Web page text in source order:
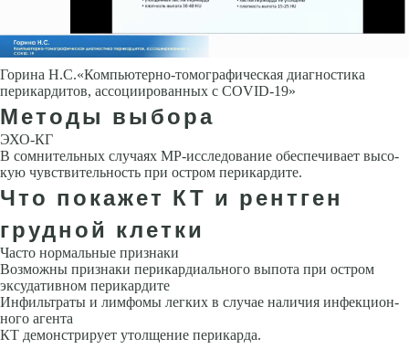
Горина Н.С.«Компьютерно-томографическая диагностика
перикардитов, ассоциированных с COVID-19»
Методы выбора
ЭХО-КГ
В сомнительных случаях МР-исследование обеспечивает высо­
кую чувствительность при остром перикардите.
Что покажет КТ и рентген
грудной клетки
Часто нормальные признаки
Возможны признаки перикардиального выпота при остром
эксудативном перикардите
Инфильтраты и лимфомы легких в случае наличия инфекцион­
ного агента
КТ демонстрирует утолщение перикарда.